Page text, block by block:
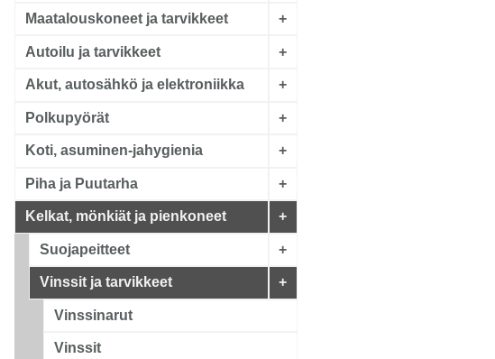
Maatalouskoneet ja tarvikkeet +
Autoilu ja tarvikkeet +
Akut, autosähkö ja elektroniikka +
Polkupyörät +
Koti, asuminen-jahygienia +
Piha ja Puutarha +
Kelkat, mönkiät ja pienkoneet +
Suojapeitteet +
Vinssit ja tarvikkeet +
Vinssinarut
Vinssit